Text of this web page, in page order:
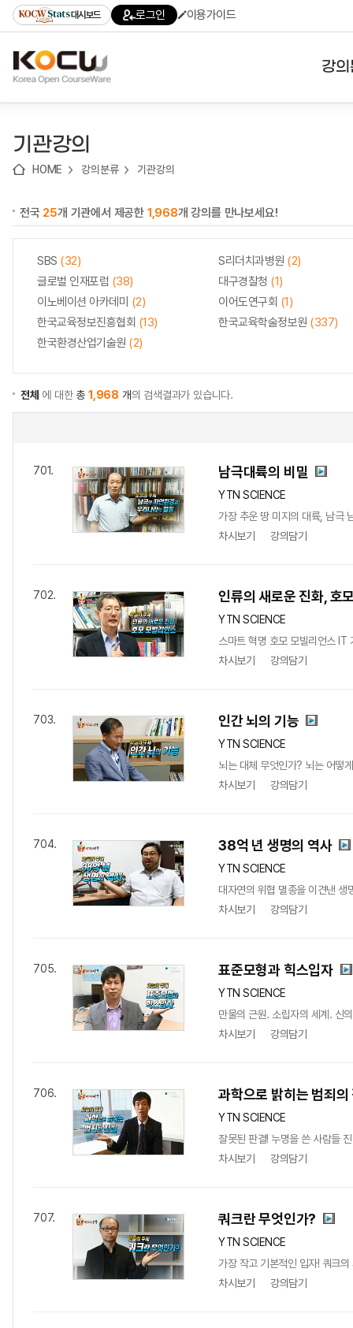
기
기
기
content)
가
대시보드 로그인 이용가이드
강
기관강의
HOME 강의분류 기관강의
전국 25개 기관에서 제공한 1,968개 강의를 만나보세요!
SBS (32) S리더치과병원 (2)
글로벌 인재포럼 (38) 대구경찰청 (1)
이노베이션 아카데미 (2) 이어도연구회 (1)
한국교육정보진흥협회 (13) 한국교육학술정보원 (337)
한국환경산업기술원 (2)
전체 에 대한총1,968 개의 검색결과가 있습니다.
701. 남극대륙의 비밀
YTN SCIENCE
가장 추운 땅 미지의 대륙, 남극
차시보기
강의담기
702. 인류의 새로운 진화, 호
YTN SCIENCE
스마트 혁명 호모 모빌리언스 IT
차시보기
강의담기
703. 인간 뇌의 기능
YTN SCIENCE
뇌는 대체 무엇인가? 뇌는 어떻
차시보기
강의담기
704. 38억 년 생명의 역사
YTN SCIENCE
대자연의 위협 멸종을 이견낸
차시보기
강의담기
705. 표준모형과 힉스입자
YTN SCIENCE
만물의 근원. 소립자의 세계. 신
차시보기
강의담기
706. 과학으로 밝히는 범죄의
YTN SCIENCE
잘못된 판결! 누명을 쓴 사람들
차시보기
강의담기
707. 쿼크란 무엇인가?
YTN SCIENCE
가장 작고 기본적인 입자! 쿼크
차시보기
강의담기